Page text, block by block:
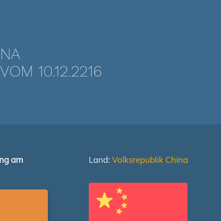
10.12.2216
am
Land: Volksrepublik China